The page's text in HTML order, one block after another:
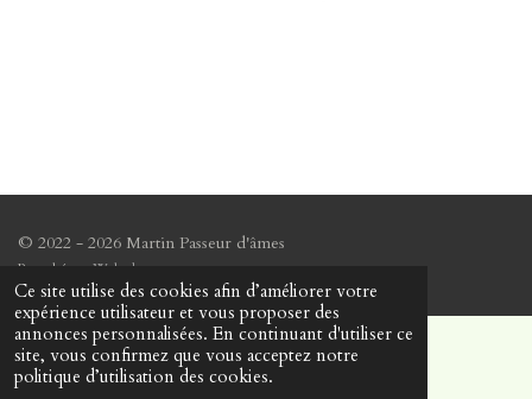
Ce site utilise des cookies afin d’améliorer votre
expérience utilisateur et vous proposer des
annonces personnalisées. En continuant d'utiliser ce
site, vous confirmez que vous acceptez notre
politique d’utilisation des cookies.
© 2022 - 2026 Martin Passeur d'âmes
Propulsé par Webador